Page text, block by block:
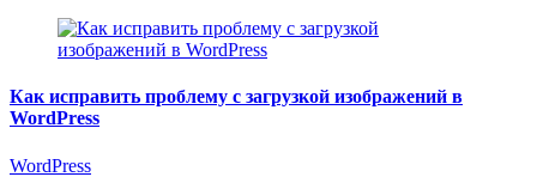
Как исправить проблему c загрузкой изображений в
WordPress
WordPress